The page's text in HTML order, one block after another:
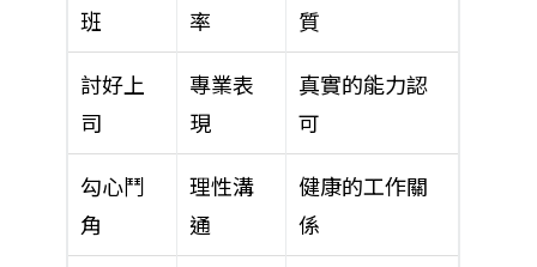
班
率
質
討好上
司
專業表
現
真實的能力認
可
勾心鬥
角
理性溝
通
健康的工作關
係